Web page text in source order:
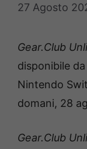
27 Agosto
Gear.Club
disponibile
Nintendo
domani, 28
Gear.Club